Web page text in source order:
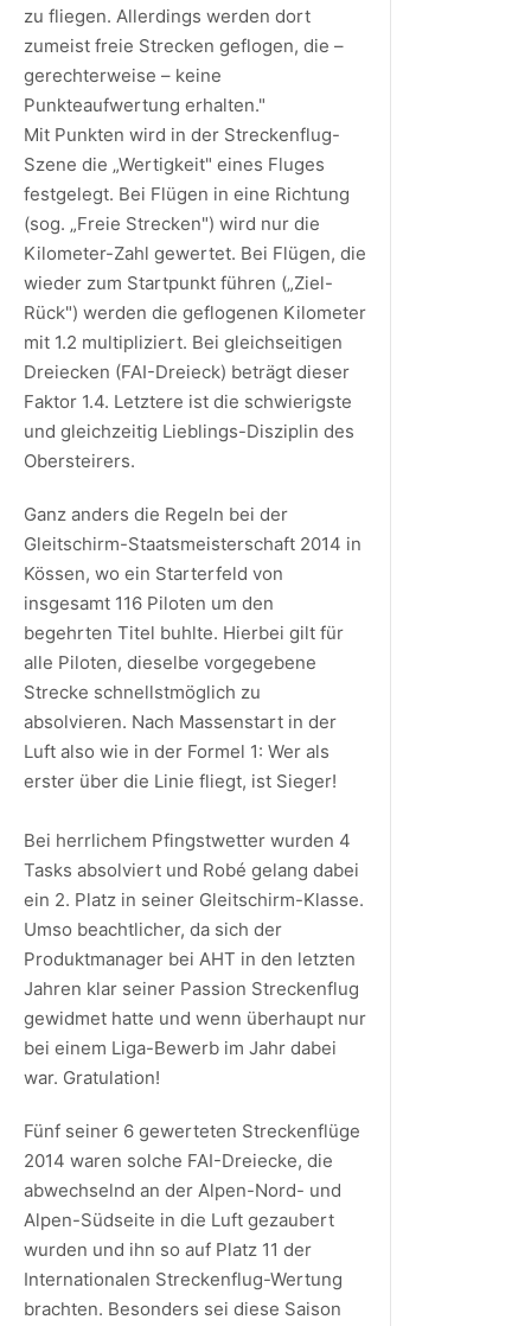
zu fliegen. Allerdings werden dort
zumeist freie Strecken geflogen, die –
gerechterweise – keine
Punkteaufwertung erhalten."
Mit Punkten wird in der Streckenflug-
Szene die „Wertigkeit" eines Fluges
festgelegt. Bei Flügen in eine Richtung
(sog. „Freie Strecken") wird nur die
Kilometer-Zahl gewertet. Bei Flügen, die
wieder zum Startpunkt führen („Ziel-
Rück") werden die geflogenen Kilometer
mit 1.2 multipliziert. Bei gleichseitigen
Dreiecken (FAI-Dreieck) beträgt dieser
Faktor 1.4. Letztere ist die schwierigste
und gleichzeitig Lieblings-Disziplin des
Obersteirers.
Ganz anders die Regeln bei der
Gleitschirm-Staatsmeisterschaft 2014 in
Kössen, wo ein Starterfeld von
insgesamt 116 Piloten um den
begehrten Titel buhlte. Hierbei gilt für
alle Piloten, dieselbe vorgegebene
Strecke schnellstmöglich zu
absolvieren. Nach Massenstart in der
Luft also wie in der Formel 1: Wer als
erster über die Linie fliegt, ist Sieger!
Bei herrlichem Pfingstwetter wurden 4
Tasks absolviert und Robé gelang dabei
ein 2. Platz in seiner Gleitschirm-Klasse.
Umso beachtlicher, da sich der
Produktmanager bei AHT in den letzten
Jahren klar seiner Passion Streckenflug
gewidmet hatte und wenn überhaupt nur
bei einem Liga-Bewerb im Jahr dabei
war. Gratulation!
Fünf seiner 6 gewerteten Streckenflüge
2014 waren solche FAI-Dreiecke, die
abwechselnd an der Alpen-Nord- und
Alpen-Südseite in die Luft gezaubert
wurden und ihn so auf Platz 11 der
Internationalen Streckenflug-Wertung
brachten. Besonders sei diese Saison